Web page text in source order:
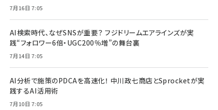
7月16日 7:05
AI検索時代、なぜSNSが重要？ フジドリームエアラインズが実
践“フォロワー6倍・UGC200％増”の舞台裏
7月14日 7:05
AI分析で施策のPDCAを高速化！ 中川政七商店とSprocketが実
践するAI活用術
7月10日 7:05